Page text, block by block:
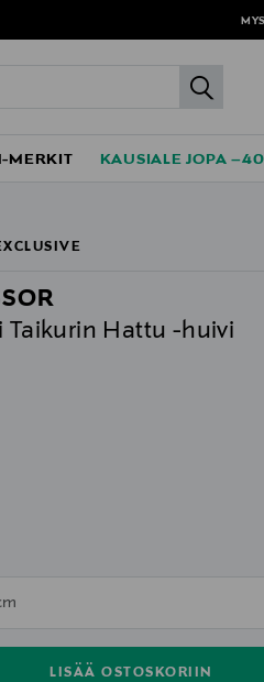
MERKIT KAUSIALE JOPA
Taikurin Hattu -huivi
LISÄÄ OSTOSKORIIN